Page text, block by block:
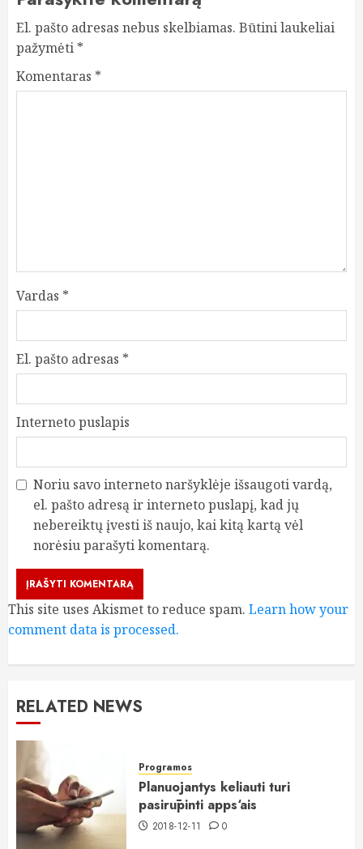
El. pašto adresas nebus skelbiamas. Būtini laukeliai
pažymėti *
Komentaras *
Vardas *
El. pašto adresas *
Interneto puslapis
Noriu savo interneto naršyklėje išsaugoti vardą,
el. pašto adresą ir interneto puslapį, kad jų
nebereiktų įvesti iš naujo, kai kitą kartą vėl
norėsiu parašyti komentarą.
This site uses Akismet to reduce spam. Learn how your
comment data is processed.
RELATED NEWS
Programos
Planuojantys keliauti turi
pasirūpinti apps‘ais
2018-12-11 0